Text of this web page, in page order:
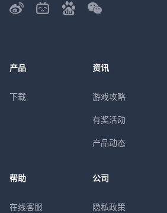
产品
下载
资讯
游戏攻略
有奖活动
产品动态
帮助
在线客服
公司
隐私政策